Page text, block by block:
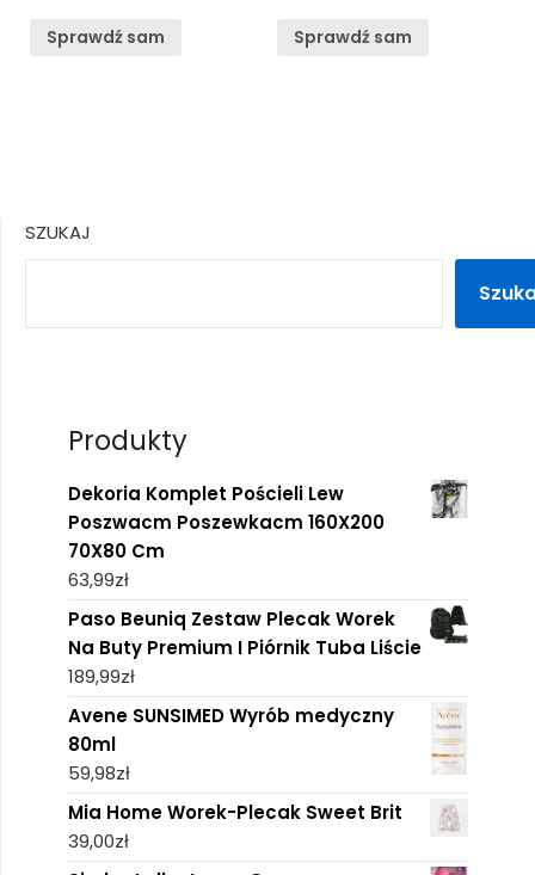
Sprawdź sam Sprawdź sam
SZUKAJ
Produkty
Dekoria Komplet Pościeli Lew
Poszwacm Poszewkacm 160X200
70X80 Cm
63,99zł
Paso Beuniq Zestaw Plecak Worek
Na Buty Premium I Piórnik Tuba Liście
189,99zł
Avene SUNSIMED Wyrób medyczny
80ml
59,98zł
Mia Home Worek-Plecak Sweet Brit
39,00zł